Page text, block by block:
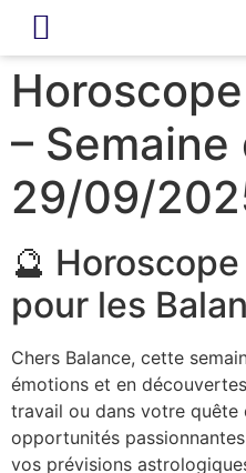
– Semaine
29/09/
🔮
pour les
Chers Balance, cette
émotions et en
travail ou dans votre quête
opportunités
vos prévisions